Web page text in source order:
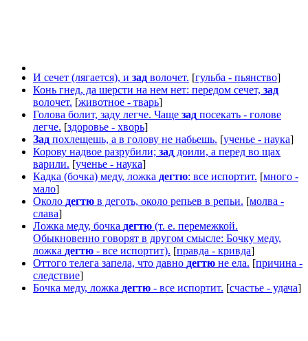
И сечет (лягается), и зад волочет. [гульба - пьянство]
Конь гнед, да шерсти на нем нет: передом сечет, зад
волочет. [животное - тварь]
Голова болит, заду легче. Чаще зад посекать - голове
легче. [здоровье - хворь]
Зад похлещешь, а в голову не набьешь. [ученье - наука]
Корову надвое разрубили; зад доили, а перед во щах
варили. [ученье - наука]
Кадка (бочка) меду, ложка дегтю: все испортит. [много -
мало]
Около дегтю в деготь, около репьев в репьи. [молва -
слава]
Ложка меду, бочка дегтю (т. е. перемежкой.
Обыкновенно говорят в другом смысле: Бочку меду,
ложка дегтю - все испортит). [правда - кривда]
Оттого телега запела, что давно дегтю не ела. [причина -
следствие]
Бочка меду, ложка дегтю - все испортит. [счастье - удача]